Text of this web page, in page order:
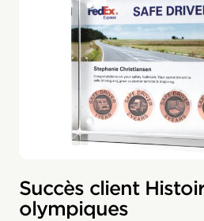
Succès client
olympiques